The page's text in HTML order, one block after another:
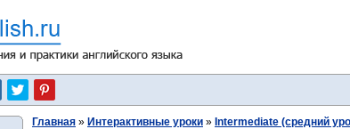
Главная » Интерактивные уроки » Intermediate (средний